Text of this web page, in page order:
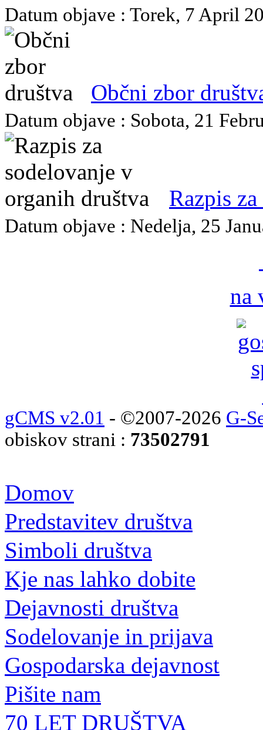
Datum objave : Torek, 7 April
Občni zbor
Datum objave : Sobota, 21
Razpis
Datum objave : Nedelja, 25
na
gCMS v2.01 - ©2007-2026 G-
obiskov strani : 73502791
Domov
Predstavitev društva
Simboli društva
Kje nas lahko dobite
Dejavnosti društva
Sodelovanje in prijava
Gospodarska dejavnost
Pišite nam
70 LET DRUŠTVA